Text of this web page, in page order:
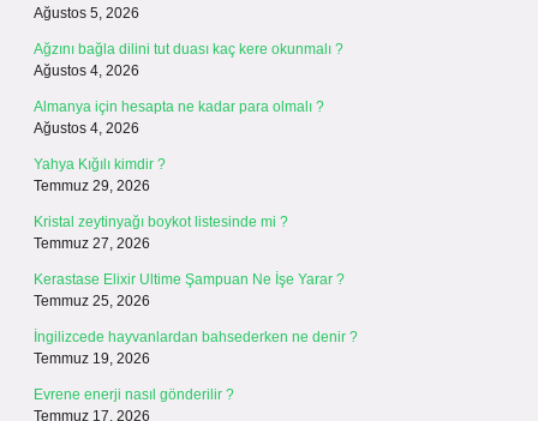
Ağustos 5, 2026
Ağzını bağla dilini tut duası kaç kere okunmalı ?
Ağustos 4, 2026
Almanya için hesapta ne kadar para olmalı ?
Ağustos 4, 2026
Yahya Kığılı kimdir ?
Temmuz 29, 2026
Kristal zeytinyağı boykot listesinde mi ?
Temmuz 27, 2026
Kerastase Elixir Ultime Şampuan Ne İşe Yarar ?
Temmuz 25, 2026
İngilizcede hayvanlardan bahsederken ne denir ?
Temmuz 19, 2026
Evrene enerji nasıl gönderilir ?
Temmuz 17, 2026